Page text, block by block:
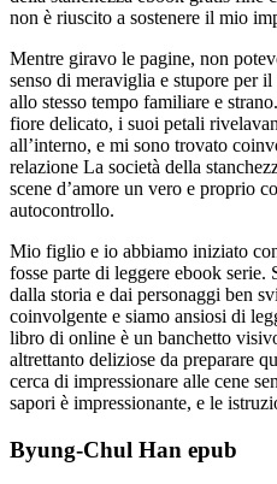
non è riuscito a sostenere il mio
Mentre giravo le pagine, non
senso di meraviglia e stupore per
allo stesso tempo familiare e
fiore delicato, i suoi petali
all’interno, e mi sono trovato
relazione La società della
scene d’amore un vero e proprio
autocontrollo.
Mio figlio e io abbiamo iniziato
fosse parte di leggere ebook serie.
dalla storia e dai personaggi ben
coinvolgente e siamo ansiosi di
libro di online è un banchetto
altrettanto deliziose da preparare
cerca di impressionare alle cene
sapori è impressionante, e le
Byung-Chul Han epub